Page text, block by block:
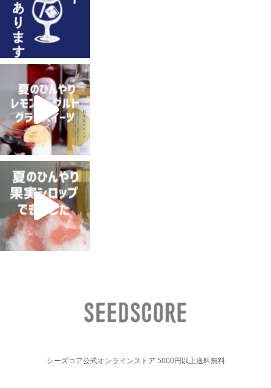
シーズコア公式オンラインストア 5000円以上送料無料